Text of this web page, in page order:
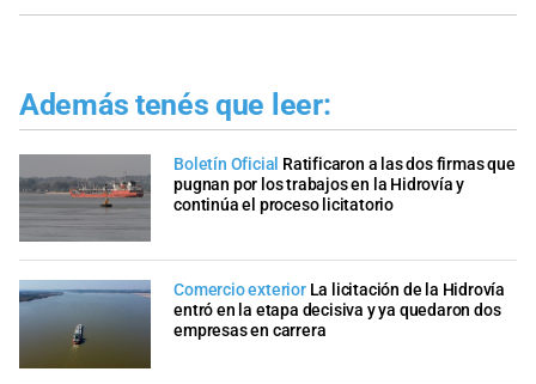
Además tenés que leer:
Boletín Oficial Ratificaron a las dos firmas que
pugnan por los trabajos en la Hidrovía y
continúa el proceso licitatorio
Comercio exterior La licitación de la Hidrovía
entró en la etapa decisiva y ya quedaron dos
empresas en carrera